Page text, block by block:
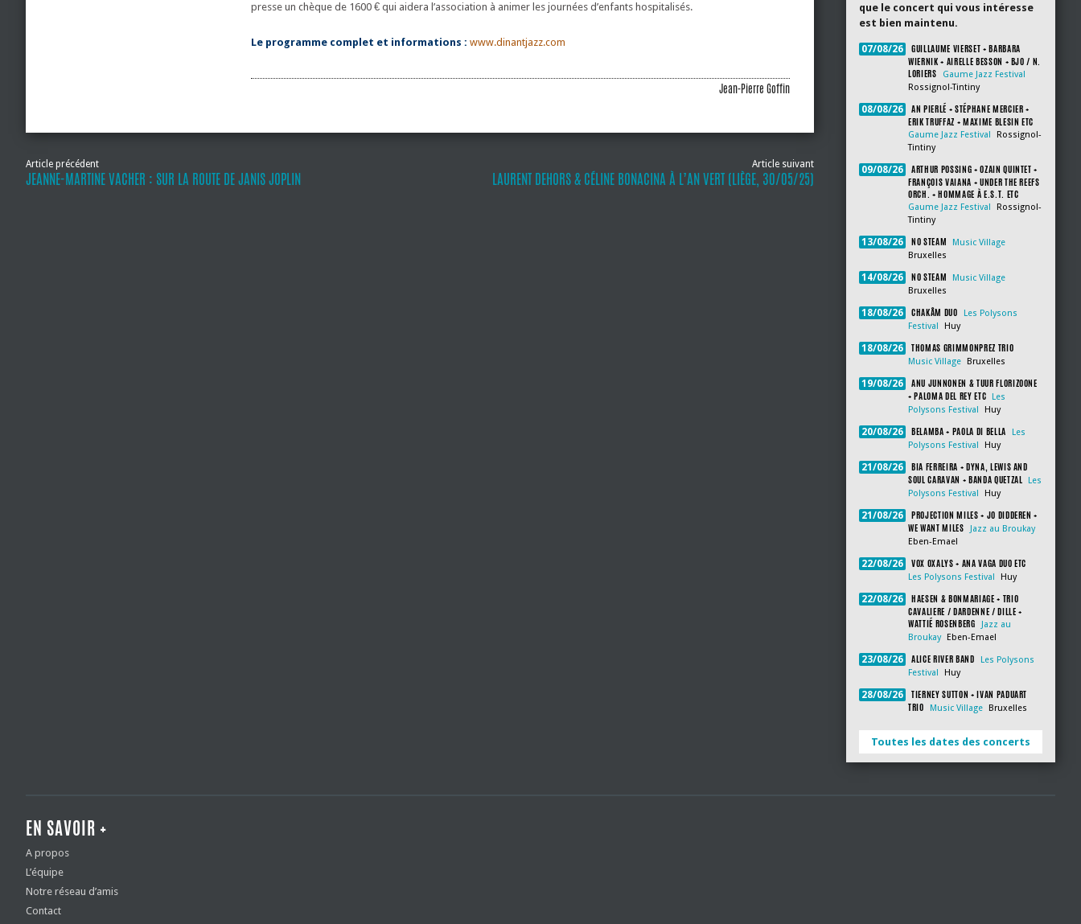
presse un chèque de 1600 € qui aidera l’association à animer les journées d’enfants hospitalisés.
Le programme complet et informations : www.dinantjazz.com
Jean-Pierre Goffin
Article précédent
JEANNE-MARTINE VACHER : SUR LA ROUTE DE JANIS JOPLIN
Article suivant
LAURENT DEHORS & CÉLINE BONACINA À L’AN VERT (LIÈGE, 30/05/25)
que le concert qui vous intéresse
est bien maintenu.
07/08/26
GUILLAUME VIERSET + BARBARA
WIERNIK + AIRELLE BESSON + BJO / N.
LORIERS
Gaume Jazz Festival
Rossignol-Tintiny
08/08/26
AN PIERLÉ + STÉPHANE MERCIER +
ERIK TRUFFAZ + MAXIME BLESIN ETC
Gaume Jazz Festival
Rossignol-
Tintiny
09/08/26
ARTHUR POSSING + OZAIN QUINTET +
FRANÇOIS VAIANA + UNDER THE REEFS
ORCH. + HOMMAGE À E.S.T. ETC
Gaume Jazz Festival
Rossignol-
Tintiny
13/08/26 NO STEAM
Music Village
Bruxelles
14/08/26 NO STEAM
Music Village
Bruxelles
18/08/26 CHAKÂM DUO
Les Polysons
Festival
Huy
18/08/26 THOMAS GRIMMONPREZ TRIO
Music Village Bruxelles
19/08/26
ANU JUNNONEN & TUUR FLORIZOONE
+ PALOMA DEL REY ETC
Les
Polysons Festival
Huy
20/08/26 BELAMBA + PAOLA DI BELLA
Les
Polysons Festival
Huy
21/08/26
BIA FERREIRA + DYNA, LEWIS AND
SOUL CARAVAN + BANDA QUETZAL
Les
Polysons Festival
Huy
21/08/26
PROJECTION MILES + JO DIDDEREN +
WE WANT MILES
Jazz au Broukay
Eben-Emael
22/08/26 VOX OXALYS + ANA VAGA DUO ETC
Les Polysons Festival Huy
22/08/26
HAESEN & BONMARIAGE + TRIO
CAVALIERE / DARDENNE / DILLE +
WATTIÉ ROSENBERG
Jazz au
Broukay
Eben-Emael
23/08/26 ALICE RIVER BAND
Les Polysons
Festival
Huy
28/08/26
TIERNEY SUTTON + IVAN PADUART
TRIO
Music Village Bruxelles
Toutes les dates des concerts
EN SAVOIR +
A propos
L’équipe
Notre réseau d’amis
Contact